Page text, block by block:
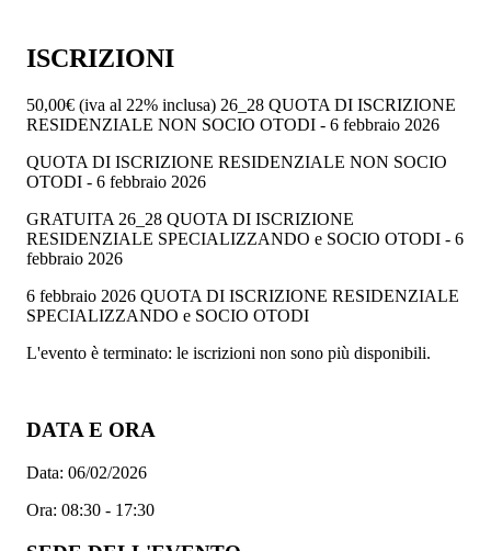
ISCRIZIONI
50,00€ (iva al 22% inclusa) 26_28 QUOTA DI ISCRIZIONE
RESIDENZIALE NON SOCIO OTODI - 6 febbraio 2026
QUOTA DI ISCRIZIONE RESIDENZIALE NON SOCIO
OTODI - 6 febbraio 2026
GRATUITA 26_28 QUOTA DI ISCRIZIONE
RESIDENZIALE SPECIALIZZANDO e SOCIO OTODI - 6
febbraio 2026
6 febbraio 2026 QUOTA DI ISCRIZIONE RESIDENZIALE
SPECIALIZZANDO e SOCIO OTODI
L'evento è terminato: le iscrizioni non sono più disponibili.
DATA E ORA
Data: 06/02/2026
Ora: 08:30 - 17:30